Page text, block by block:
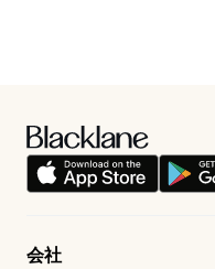
会社